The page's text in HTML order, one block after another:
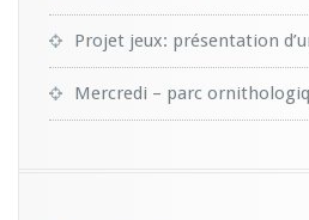
Projet jeux: présentation
Mercredi – parc